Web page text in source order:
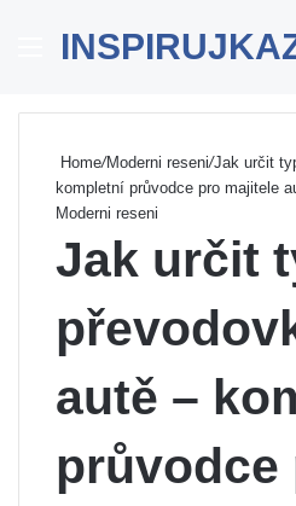
Menu
Home/Moderni reseni/Jak určit
kompletní průvodce pro majitele
Moderni reseni
Jak určit
autě –
průvodce